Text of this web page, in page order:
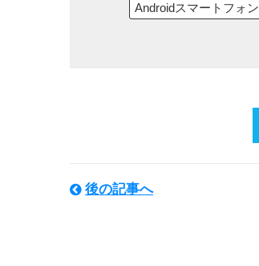
Androidスマートフォン
後の記事へ